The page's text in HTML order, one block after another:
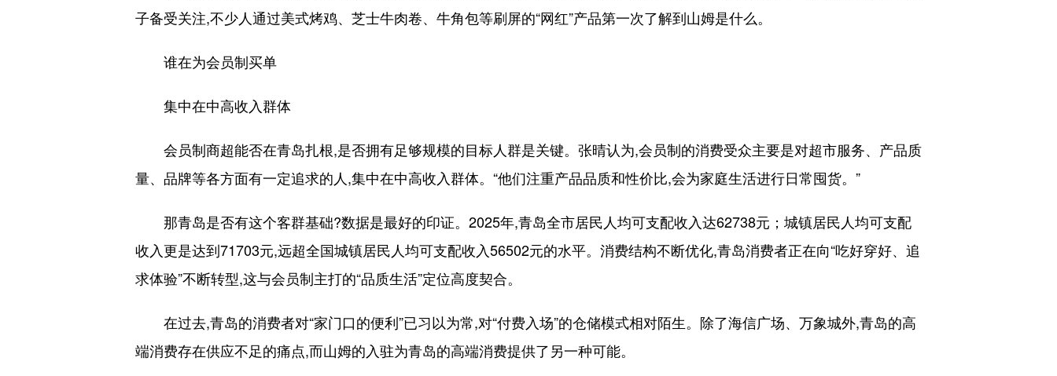
子备受关注,不少人通过美式烤鸡、芝士牛肉卷、牛角包等刷屏的“网红”产品第一次了解到山姆是什么。
谁在为会员制买单
集中在中高收入群体
会员制商超能否在青岛扎根,是否拥有足够规模的目标人群是关键。张晴认为,会员制的消费受众主要是对超市服务、产品质
量、品牌等各方面有一定追求的人,集中在中高收入群体。“他们注重产品品质和性价比,会为家庭生活进行日常囤货。”
那青岛是否有这个客群基础?数据是最好的印证。2025年,青岛全市居民人均可支配收入达62738元；城镇居民人均可支配
收入更是达到71703元,远超全国城镇居民人均可支配收入56502元的水平。消费结构不断优化,青岛消费者正在向“吃好穿好、追
求体验”不断转型,这与会员制主打的“品质生活”定位高度契合。
在过去,青岛的消费者对“家门口的便利”已习以为常,对“付费入场”的仓储模式相对陌生。除了海信广场、万象城外,青岛的高
端消费存在供应不足的痛点,而山姆的入驻为青岛的高端消费提供了另一种可能。